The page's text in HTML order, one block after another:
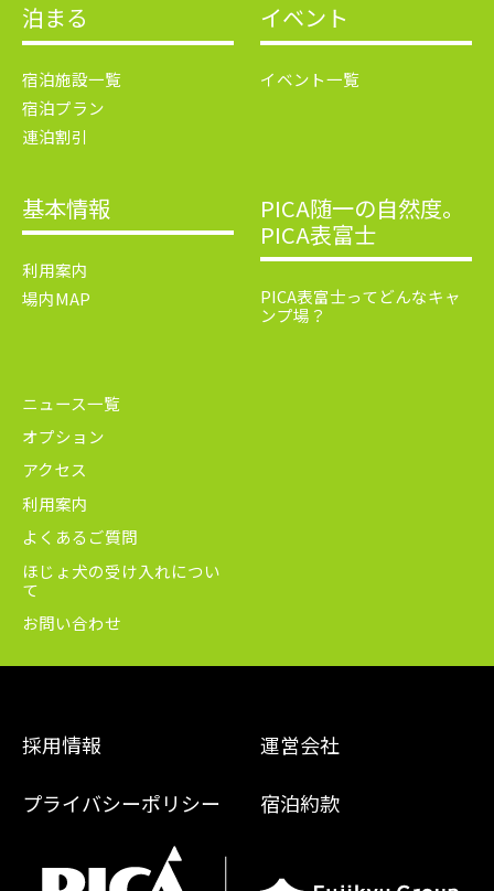
泊まる
宿泊施設一覧
宿泊プラン
連泊割引
イベント
イベント一覧
基本情報
利用案内
場内MAP
PICA随一の自然度。
PICA表富士
PICA表富士ってどんなキャ
ンプ場？
ニュース一覧
オプション
アクセス
利用案内
よくあるご質問
ほじょ犬の受け入れについ
て
お問い合わせ
採用情報 運営会社
プライバシーポリシー 宿泊約款